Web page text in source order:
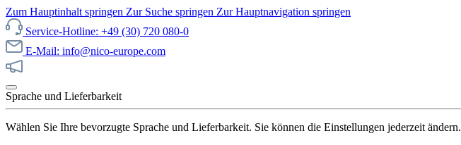
Zum Hauptinhalt springen Zur Suche springen Zur Hauptnavigation springen
Service-Hotline: +49 (30) 720 080-0
E-Mail: info@nico-europe.com
Sprache und Lieferbarkeit
Wählen Sie Ihre bevorzugte Sprache und Lieferbarkeit. Sie können die Einstellungen jederzeit ändern.